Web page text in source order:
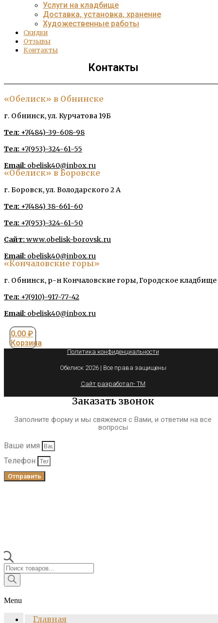
Услуги на кладбище
Доставка, установка, хранение
Художественные работы
Скидки
Отзывы
Контакты
Контакты
«Обелиск» в Обнинске
г. Обнинск, ул. Курчатова 19Б
Тел: +7(484)-39-608-98
Тел: +7(953)-324-61-55
Email: obelisk40@inbox.ru
«Обелиск» в Боровске
г. Боровск, ул. Володарского 2 А
Тел: +7(484) 38-661-60
Тел: +7(953)-324-61-50
Сайт: www.obelisk-borovsk.ru
Email: obelisk40@inbox.ru
«Кончаловские горы»
г. Обнинск, р-н Кончаловские горы, Городское кладбище
Тел: +7(910)-917-77-42
Email: obelisk40@inbox.ru
0,00 ₽
Корзина
Политика конфиденциальности
Обелиск 2026 | Все права защищены
Сайт разработал- TM
Заказать звонок
Заполните форму и мы свяжемся с Вами, и ответим на все
вопросы
Ваше имя
Телефон
Отправить
Поиск
товаров
Menu
Главная